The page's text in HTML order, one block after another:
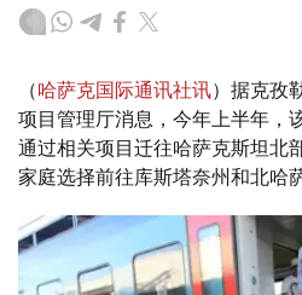
（哈萨克国际通讯社讯）据克孜
项目管理厅消息，今年上半年，
通过相关项目迁往哈萨克斯坦北
家庭选择前往库斯塔奈州和北哈